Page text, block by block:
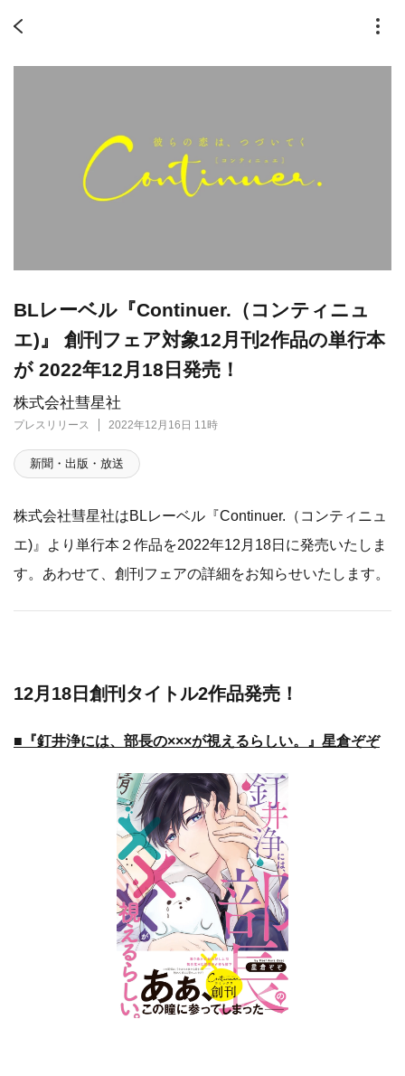
株式会社彗星社
プレスリリース 2022年12月16日 11時
BLレーベル『Continuer.（コンティニュ
エ)』 創刊フェア対象12月刊2作品の単行本
が 2022年12月18日発売！
新聞・出版・放送
株式会社彗星社はBLレーベル『Continuer.（コンティニュ
エ)』より単行本２作品を2022年12月18日に発売いたしま
す。あわせて、創刊フェアの詳細をお知らせいたします。
12月18日創刊タイトル2作品発売！
■『釘井浄には、部長の×××が視えるらしい。』星倉ぞぞ